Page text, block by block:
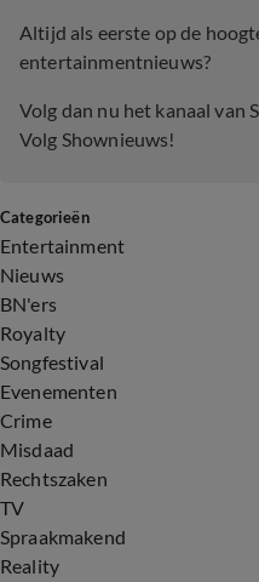
Altijd als eerste op de
entertainmentnieuws?
Volg dan nu het kanaal van
Volg Shownieuws!
Categorieën
Entertainment
Nieuws
BN'ers
Royalty
Songfestival
Evenementen
Crime
Misdaad
Rechtszaken
TV
Spraakmakend
Reality